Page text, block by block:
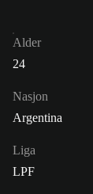
Alder
24
Nasjon
Argentina
Liga
LPF